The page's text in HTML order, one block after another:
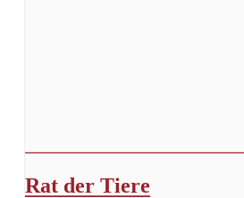
Rat der Tiere